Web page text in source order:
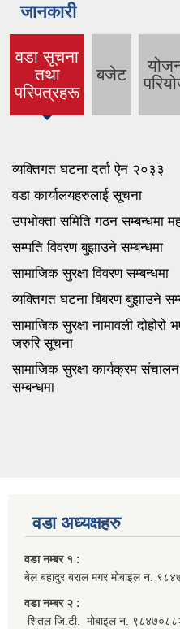
जानकारी
वडा सूचना
तथा
परिपत्रहरू
(active
tab)
बजेट
व्यक्तिगत घटना दर्ता ऐन २०३३
वडा कार्यालयहरुलाई सूचना
उपभोक्ता समिति गठन सम्बन्धमा
सम्पति विवरण बुझाउने सम्बन्धमा
सामाजिक सुरक्षा विवरण सम्बन्धमा
व्यक्तिगत घटना बिबरण बुझाउने
सामाजिक सुरक्षा नामावली
जरुरि सूचना
सामाजिक सुरक्षा कार्यक्रम
सम्बन्धमा
वडा अध्यक्षहरु
वडा नम्बर १ :
बेल बहादुर बराल मगर मोबाइल न.
वडा नम्बर २ :
शितल जि.टी. मोबाइल न.